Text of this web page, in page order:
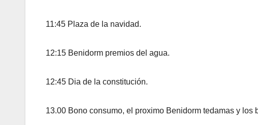
11:45 Plaza de la navidad.
12:15 Benidorm premios del agua.
12:45 Dia de la constitución.
13.00 Bono consumo, el proximo Benidorm tedamas y los